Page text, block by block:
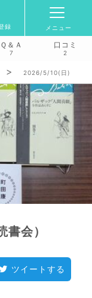
録 メニュー
Ｑ＆Ａ
7
口コミ
2
2026/5/10(日)
会）
ツイートする